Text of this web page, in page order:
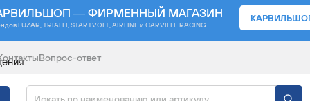
— ФИРМЕННЫЙ МАГАЗИН
LUZAR, TRIALLI, STARTVOLT, AIRLINE и CARVILLE RACING
Вопрос-ответ